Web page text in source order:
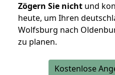
Zögern Sie nicht und
heute, um Ihren
Wolfsburg nach
zu planen.
Kostenlose